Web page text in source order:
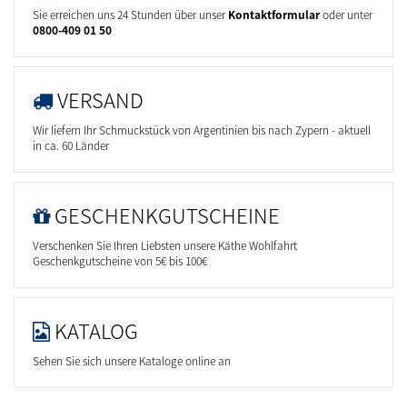
Sie erreichen uns 24 Stunden über unserKontaktformularoder unter
0800-409 01 50
VERSAND
Wir liefern Ihr Schmuckstück von Argentinien bis nach Zypern - aktuell
in ca. 60 Länder
GESCHENKGUTSCHEINE
Verschenken Sie Ihren Liebsten unsere Käthe Wohlfahrt
Geschenkgutscheine von 5€ bis 100€
KATALOG
Sehen Sie sich unsere Kataloge online an